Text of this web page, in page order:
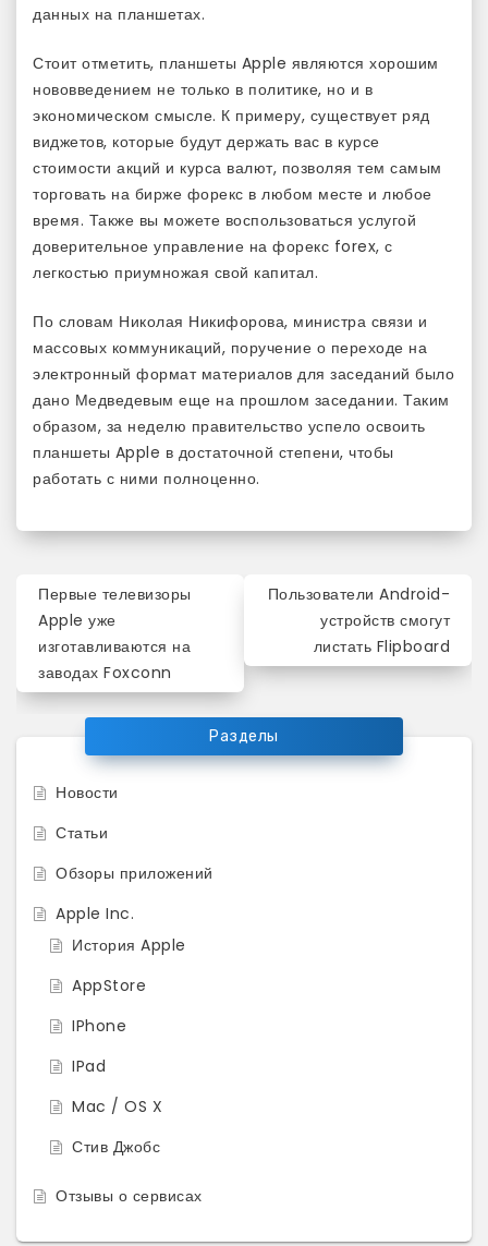
данных на планшетах.
Стоит отметить, планшеты Apple являются хорошим
нововведением не только в политике, но и в
экономическом смысле. К примеру, существует ряд
виджетов, которые будут держать вас в курсе
стоимости акций и курса валют, позволяя тем самым
торговать на бирже форекс в любом месте и любое
время. Также вы можете воспользоваться услугой
доверительное управление на форекс forex, с
легкостью приумножая свой капитал.
По словам Николая Никифорова, министра связи и
массовых коммуникаций, поручение о переходе на
электронный формат материалов для заседаний было
дано Медведевым еще на прошлом заседании. Таким
образом, за неделю правительство успело освоить
планшеты Apple в достаточной степени, чтобы
работать с ними полноценно.
Навигация
по
записям
Первые телевизоры
Apple уже
изготавливаются на
заводах Foxconn
Пользователи Android-
устройств смогут
листать Flipboard
Разделы
Новости
Статьи
Обзоры приложений
Apple Inc.
История Apple
AppStore
IPhone
IPad
Mac / OS X
Стив Джобс
Отзывы о сервисах